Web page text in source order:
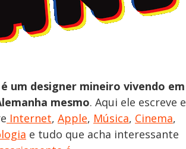
um designer mineiro vivendo em
mesmo. Aqui ele escreve e
Internet, Apple, Música, Cinema,
e tudo que acha interessante